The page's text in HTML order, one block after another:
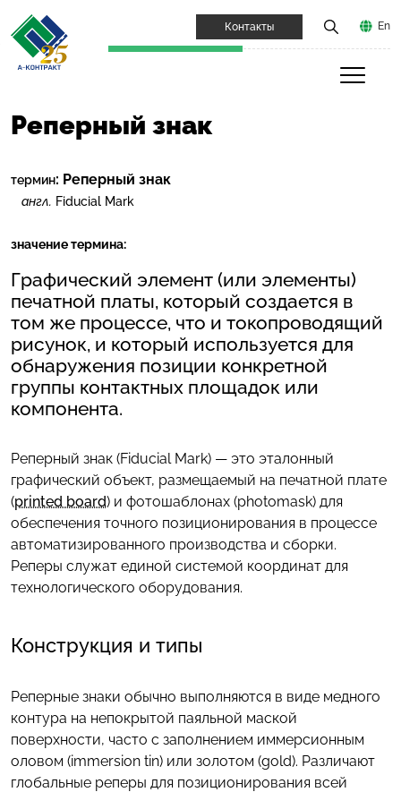
Контакты En
Реперный знак
термин: Реперный знак
англ. Fiducial Mark
значение термина:
Графический элемент (или элементы)
печатной платы, который создается в
том же процессе, что и токопроводящий
рисунок, и который используется для
обнаружения позиции конкретной
группы контактных площадок или
компонента.
Реперный знак (Fiducial Mark) — это эталонный
графический объект, размещаемый на печатной плате
(printed board) и фотошаблонах (photomask) для
обеспечения точного позиционирования в процессе
автоматизированного производства и сборки.
Реперы служат единой системой координат для
технологического оборудования.
Конструкция и типы
Реперные знаки обычно выполняются в виде медного
контура на непокрытой паяльной маской
поверхности, часто с заполнением иммерсионным
оловом (immersion tin) или золотом (gold). Различают
глобальные реперы для позиционирования всей